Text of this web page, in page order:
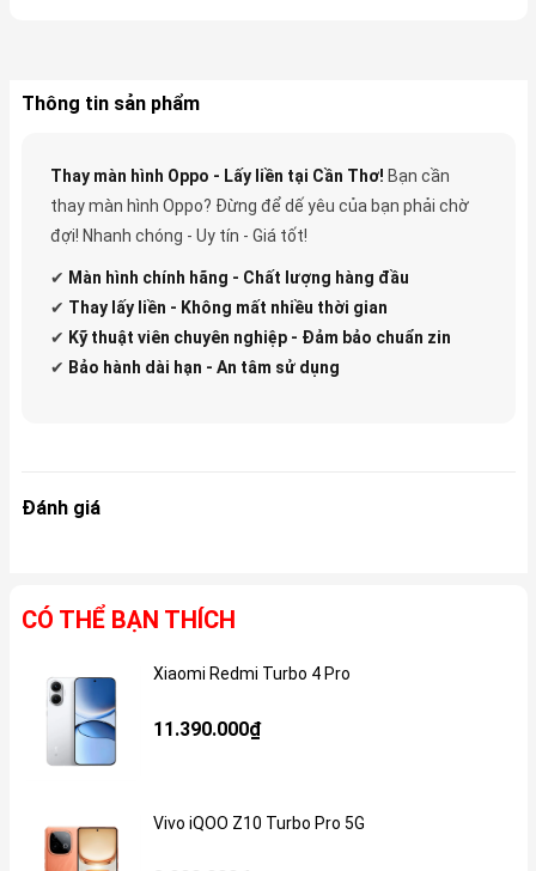
Thông tin sản phẩm
Thay màn hình Oppo - Lấy liền tại Cần Thơ! Bạn cần
thay màn hình Oppo? Đừng để dế yêu của bạn phải chờ
đợi! Nhanh chóng - Uy tín - Giá tốt!
✔ Màn hình chính hãng - Chất lượng hàng đầu
✔ Thay lấy liền - Không mất nhiều thời gian
✔ Kỹ thuật viên chuyên nghiệp - Đảm bảo chuẩn zin
✔ Bảo hành dài hạn - An tâm sử dụng
Đánh giá
CÓ THỂ BẠN THÍCH
Xiaomi Redmi Turbo 4 Pro
11.390.000₫
Vivo iQOO Z10 Turbo Pro 5G